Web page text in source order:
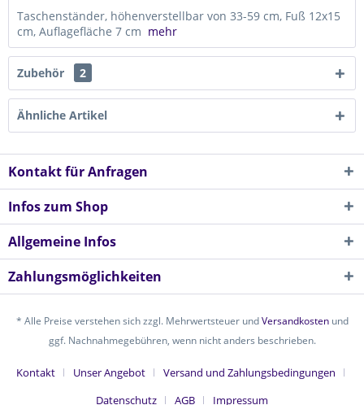
Taschenständer, höhenverstellbar von 33-59 cm, Fuß 12x15
cm, Auflagefläche 7 cm mehr
Zubehör 2
Ähnliche Artikel
Kontakt für Anfragen
Infos zum Shop
Allgemeine Infos
Zahlungsmöglichkeiten
* Alle Preise verstehen sich zzgl. Mehrwertsteuer undVersandkostenund
ggf. Nachnahmegebühren, wenn nicht anders beschrieben.
Kontakt Unser Angebot
Versand und Zahlungsbedingungen
Datenschutz
AGB Impressum